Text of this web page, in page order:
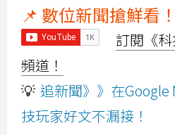
📌 數位新聞搶鮮看！
訂閱《
頻道！
💡 追新聞》》在
技玩家好文不漏接！